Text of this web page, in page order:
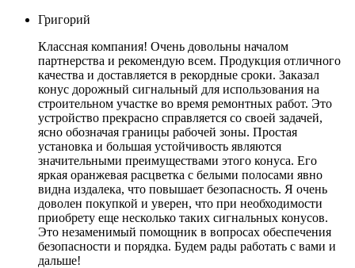
Григорий
Классная компания! Очень довольны началом
партнерства и рекомендую всем. Продукция отличного
качества и доставляется в рекордные сроки. Заказал
конус дорожный сигнальный для использования на
строительном участке во время ремонтных работ. Это
устройство прекрасно справляется со своей задачей,
ясно обозначая границы рабочей зоны. Простая
установка и большая устойчивость являются
значительными преимуществами этого конуса. Его
яркая оранжевая расцветка с белыми полосами явно
видна издалека, что повышает безопасность. Я очень
доволен покупкой и уверен, что при необходимости
приобрету еще несколько таких сигнальных конусов.
Это незаменимый помощник в вопросах обеспечения
безопасности и порядка. Будем рады работать с вами и
дальше!